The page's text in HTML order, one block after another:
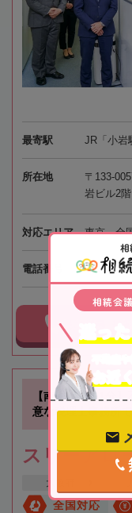
最寄駅 JR「小岩
所在地
〒133-
岩ビル2階
対応エリア 東京、全
電話番号 050-5268-
事務所に電話
【南方駅徒歩1分
意な税理士事務所
スリーアロ
大阪府
全国対応
相
相続会議
不動産
お近